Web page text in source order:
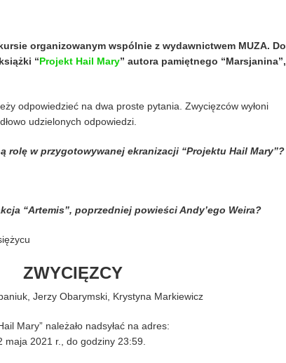
organizowanym wspólnie z wydawnictwem MUZA. Do
“Projekt Hail Mary” autora pamiętnego “Marsjanina”,
odpowiedzieć na dwa proste pytania. Zwycięzców wyłoni
udzielonych odpowiedzi.
rolę w przygotowywanej ekranizacji “Projektu Hail Mary”?
“Artemis”, poprzedniej powieści Andy’ego Weira?
ZWYCIĘZCY
Jerzy Obarymski, Krystyna Markiewicz
Mary” należało nadsyłać na adres:
maja 2021 r., do godziny 23:59.